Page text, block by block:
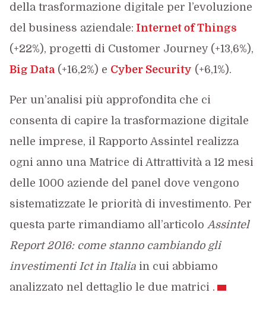
della trasformazione digitale per l’evoluzione
del business aziendale: Internet of Things
(+22%), progetti di Customer Journey (+13,6%),
Big Data(+16,2%) e Cyber Security (+6,1%).
Per un’analisi più approfondita che ci
consenta di capire la trasformazione digitale
nelle imprese, il Rapporto Assintel realizza
ogni anno una Matrice di Attrattività a 12 mesi
delle 1000 aziende del panel dove vengono
sistematizzate le priorità di investimento. Per
questa parte rimandiamo all’articolo Assintel
Report 2016: come stanno cambiando gli
investimenti Ict in Italiain cui abbiamo
analizzato nel dettaglio le due matrici .